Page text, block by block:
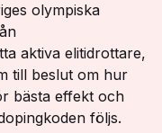
olympiska
aktiva elitidrottare,
till beslut om hur
bästa effekt och
följs.